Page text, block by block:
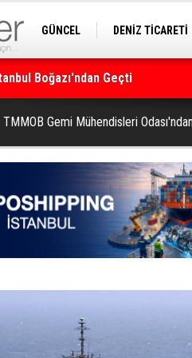
GÜNCEL DENİZ TİCARETİ
Mercan Ormanı
TMMOB Gemi Mühendisleri